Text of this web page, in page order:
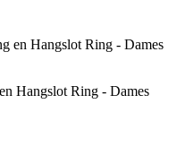
Hangslot Ring - Dames